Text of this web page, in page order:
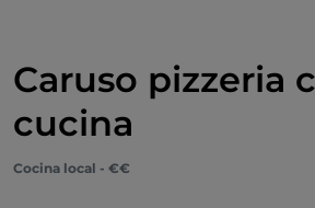
Caruso pizzeria
cucina
Cocina local - €€